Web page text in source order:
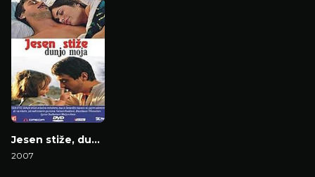
Jesen stiže, dunjo moja
2007